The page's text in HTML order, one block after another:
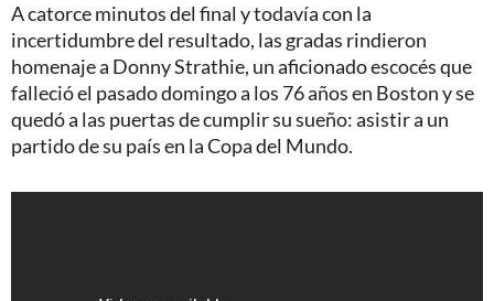
A catorce minutos del final y todavía con la
incertidumbre del resultado, las gradas rindieron
homenaje a Donny Strathie, un aficionado escocés que
falleció el pasado domingo a los 76 años en Boston y se
quedó a las puertas de cumplir su sueño: asistir a un
partido de su país en la Copa del Mundo.